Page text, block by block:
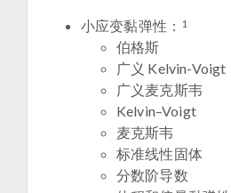
小应变黏弹性： 1
伯格斯
广义 Kelvin-Voigt
广义麦克斯韦
Kelvin–Voigt
麦克斯韦
标准线性固体
分数阶导数